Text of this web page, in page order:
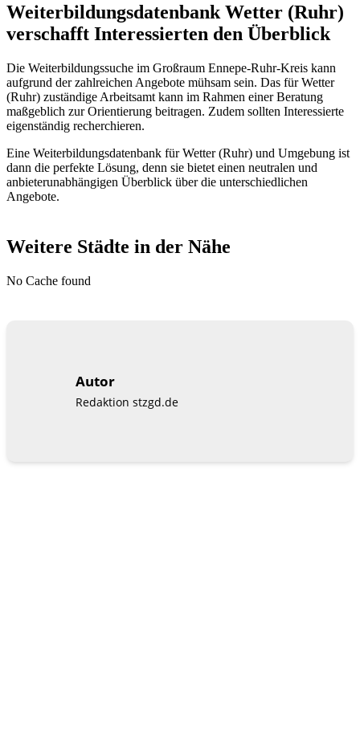
Weiterbildungsdatenbank Wetter (Ruhr)
verschafft Interessierten den Überblick
Die Weiterbildungssuche im Großraum Ennepe-Ruhr-Kreis kann
aufgrund der zahlreichen Angebote mühsam sein. Das für Wetter
(Ruhr) zuständige Arbeitsamt kann im Rahmen einer Beratung
maßgeblich zur Orientierung beitragen. Zudem sollten Interessierte
eigenständig recherchieren.
Eine Weiterbildungsdatenbank für Wetter (Ruhr) und Umgebung ist
dann die perfekte Lösung, denn sie bietet einen neutralen und
anbieterunabhängigen Überblick über die unterschiedlichen
Angebote.
Weitere Städte in der Nähe
No Cache found
Autor
Redaktion stzgd.de